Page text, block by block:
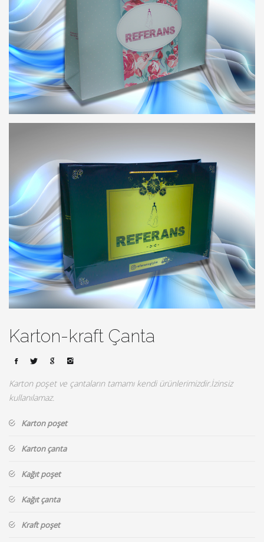
Karton-kraft Çanta
Karton poşet ve çantaların tamamı kendi ürünlerimizdir.İzinsiz
kullanılamaz.
Karton poşet
Karton çanta
Kağıt poşet
Kağıt çanta
Kraft poşet